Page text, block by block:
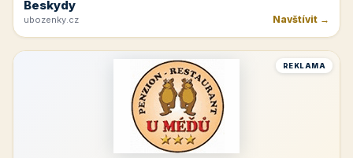
Beskydy
ubozenky.cz Navštívit →
REKLAMA